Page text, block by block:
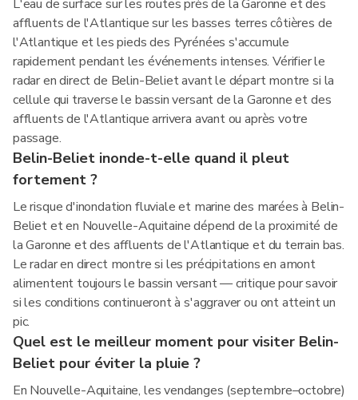
L'eau de surface sur les routes près de la Garonne et des
affluents de l'Atlantique sur les basses terres côtières de
l'Atlantique et les pieds des Pyrénées s'accumule
rapidement pendant les événements intenses. Vérifier le
radar en direct de Belin-Beliet avant le départ montre si la
cellule qui traverse le bassin versant de la Garonne et des
affluents de l'Atlantique arrivera avant ou après votre
passage.
Belin-Beliet inonde-t-elle quand il pleut
fortement ?
Le risque d'inondation fluviale et marine des marées à Belin-
Beliet et en Nouvelle-Aquitaine dépend de la proximité de
la Garonne et des affluents de l'Atlantique et du terrain bas.
Le radar en direct montre si les précipitations en amont
alimentent toujours le bassin versant — critique pour savoir
si les conditions continueront à s'aggraver ou ont atteint un
pic.
Quel est le meilleur moment pour visiter Belin-
Beliet pour éviter la pluie ?
En Nouvelle-Aquitaine, les vendanges (septembre–octobre)